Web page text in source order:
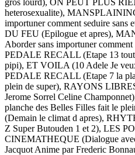
gros lourd), ON PEUT PLUS
heterosexualite),
importuner comment seduire
DU FEU (Epilogue et apres),
Aborder sans importuner
PEDALE RECALL (Etape 13 tout
pipi), ET VOILA (10 Adele Je
PEDALE RECALL (Etape 7 la
plein de super), RAYONS
Jerome Sorrel Celine
planche des Belles Filles fait le
(Demain le climat d apres),
Z Super Butouden 1 et 2), LES
CINEMATHEQUE (Dialogue
Jacquot Anime par Frederic